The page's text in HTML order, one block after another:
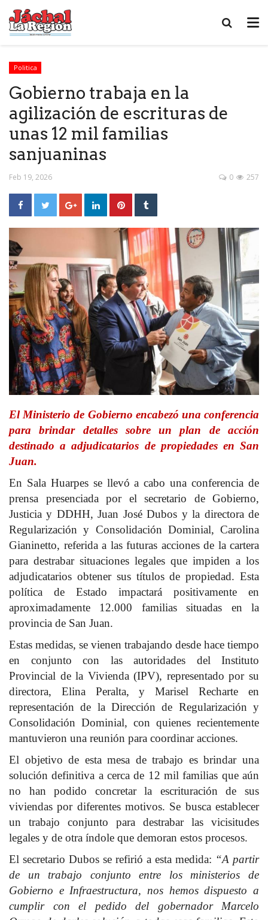
Politica
Gobierno trabaja en la
agilización de escrituras de
unas 12 mil familias
sanjuaninas
Feb 19, 2026 257
0
El Ministerio de Gobierno encabezó una conferencia
para brindar detalles sobre un plan de acción
destinado a adjudicatarios de propiedades en San
Juan.
En Sala Huarpes se llevó a cabo una conferencia de
prensa presenciada por el secretario de Gobierno,
Justicia y DDHH, Juan José Dubos y la directora de
Regularización y Consolidación Dominial, Carolina
Gianinetto, referida a las futuras acciones de la cartera
para destrabar situaciones legales que impiden a los
adjudicatarios obtener sus títulos de propiedad. Esta
política de Estado impactará positivamente en
aproximadamente 12.000 familias situadas en la
provincia de San Juan.
Estas medidas, se vienen trabajando desde hace tiempo
en conjunto con las autoridades del Instituto
Provincial de la Vivienda (IPV), representado por su
directora, Elina Peralta, y Marisel Recharte en
representación de la Dirección de Regularización y
Consolidación Dominial, con quienes recientemente
mantuvieron una reunión para coordinar acciones.
El objetivo de esta mesa de trabajo es brindar una
solución definitiva a cerca de 12 mil familias que aún
no han podido concretar la escrituración de sus
viviendas por diferentes motivos. Se busca establecer
un trabajo conjunto para destrabar las vicisitudes
legales y de otra índole que demoran estos procesos.
El secretario Dubos se refirió a esta medida: “A partir
de un trabajo conjunto entre los ministerios de
Gobierno e Infraestructura, nos hemos dispuesto a
cumplir con el pedido del gobernador Marcelo